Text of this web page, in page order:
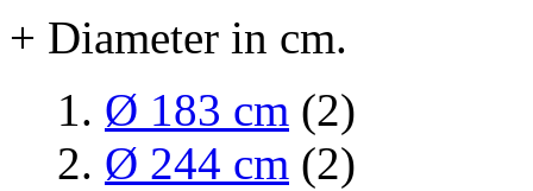
+ Diameter in cm.
Ø 183 cm (2)
Ø 244 cm (2)